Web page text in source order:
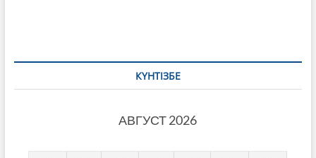
КҮНТІЗБЕ
АВГУСТ 2026